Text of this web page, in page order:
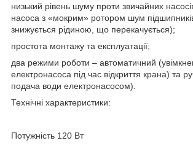
низький рівень шуму проти звичайних
насоса з «мокрим» ротором шум
знижується рідиною, що перекачується);
простота монтажу та експлуатації;
два режими роботи – автоматичний
електронасоса під час відкриття крана) та
подача води електронасосом).
Технічні характеристики:
Потужність 120 Вт